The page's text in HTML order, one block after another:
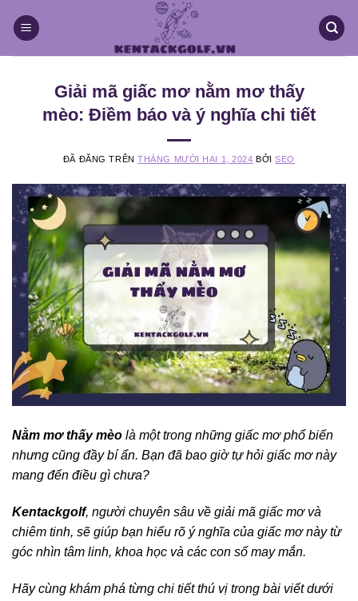
đến
Giải mã giấc mơ nằm mơ thấy
mèo: Điềm báo và ý nghĩa chi tiết
ĐÃ ĐĂNG TRÊNTHÁNG MƯỜI HAI 1, 2024 BỞISEO
Nằm mơ thấy mèo là một trong những giấc mơ phổ biến
nhưng cũng đầy bí ẩn. Bạn đã bao giờ tự hỏi giấc mơ này
mang đến điều gì chưa?
Kentackgolf, người chuyên sâu về giải mã giấc mơ và
chiêm tinh, sẽ giúp bạn hiểu rõ ý nghĩa của giấc mơ này từ
góc nhìn tâm linh, khoa học và các con số may mắn.
Hãy cùng khám phá từng chi tiết thú vị trong bài viết dưới